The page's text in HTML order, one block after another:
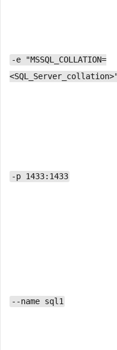
-e "MSSQL_COLLATION=
-p 1433:1433
--name sql1